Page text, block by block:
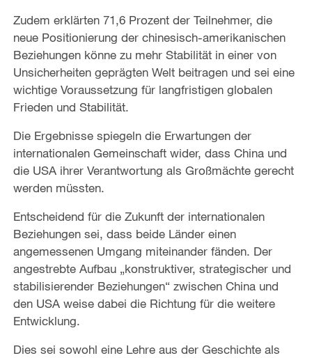
Zudem erklärten 71,6 Prozent der Teilnehmer, die
neue Positionierung der chinesisch-amerikanischen
Beziehungen könne zu mehr Stabilität in einer von
Unsicherheiten geprägten Welt beitragen und sei eine
wichtige Voraussetzung für langfristigen globalen
Frieden und Stabilität.
Die Ergebnisse spiegeln die Erwartungen der
internationalen Gemeinschaft wider, dass China und
die USA ihrer Verantwortung als Großmächte gerecht
werden müssten.
Entscheidend für die Zukunft der internationalen
Beziehungen sei, dass beide Länder einen
angemessenen Umgang miteinander fänden. Der
angestrebte Aufbau „konstruktiver, strategischer und
stabilisierender Beziehungen“ zwischen China und
den USA weise dabei die Richtung für die weitere
Entwicklung.
Dies sei sowohl eine Lehre aus der Geschichte als